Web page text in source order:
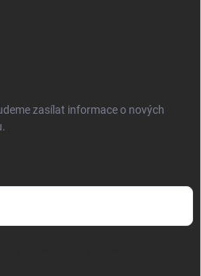
zasílat informace o nových